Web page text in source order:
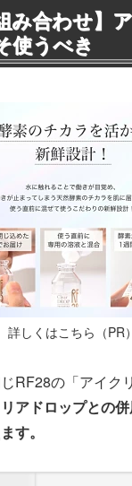
み合わせ】
使うべき
詳しくはこちら（PR）
RF28の「アイク
アドロップとの
す。